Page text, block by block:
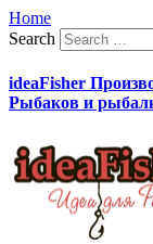
Home
Search
ideaFisher
Рыбаков и